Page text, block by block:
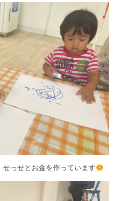
っせとお金を作っています